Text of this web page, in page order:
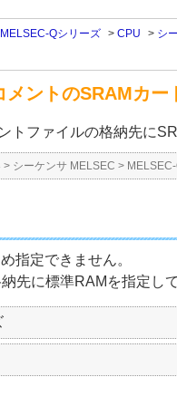
MELSEC-Qシリーズ > CPU > シ
ントのSRAMカー
トファイルの格納先に
> シーケンサ MELSEC >
指定できません。
先に標準RAMを指定し